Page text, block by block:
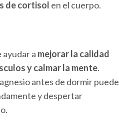
de cortisol en el cuerpo.
ayudar a mejorar la calidad
y calmar la mente.
antes de dormir puede
y despertar